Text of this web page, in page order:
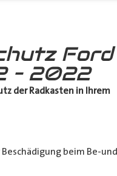
Ford
– 2022
der Radkasten in Ihrem
beim Be-und